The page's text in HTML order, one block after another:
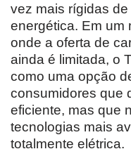
vez mais rígidas
energética. Em um
onde a oferta de
ainda é limitada, o
como uma opção
consumidores que
eficiente, mas que
tecnologias mais
totalmente elétrica.